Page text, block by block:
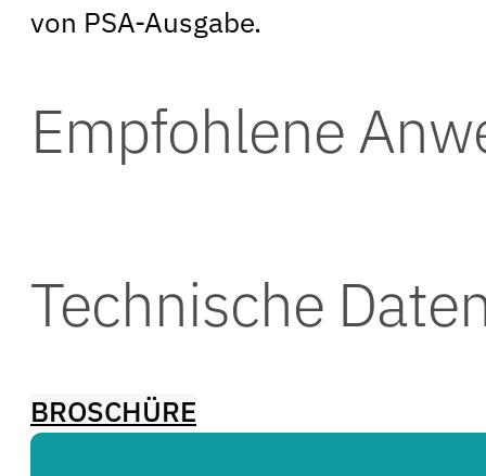
von PSA-Ausgabe.
Empfohlene
Technische
BROSCHÜRE